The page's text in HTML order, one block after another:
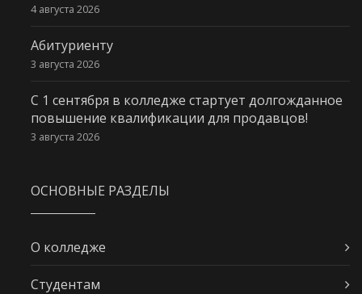
4 августа 2026
Абитуриенту
3 августа 2026
С 1 сентября в колледже стартует долгожданное
повышение квалификации для продавцов!
3 августа 2026
ОСНОВНЫЕ РАЗДЕЛЫ
О колледже
Студентам